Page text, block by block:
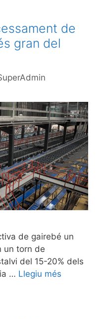
de
gran del
de gairebé un
un torn de
del 15-20% dels
… Llegiu més